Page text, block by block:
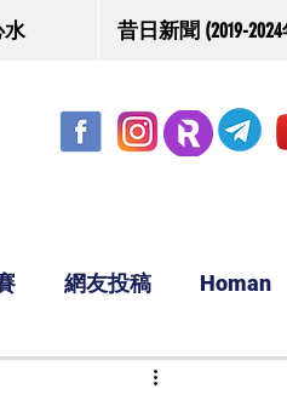
水 昔日新聞 (2019-
網友投稿 Homan